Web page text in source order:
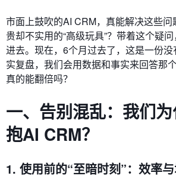
市面上鼓吹的AI CRM，真能解决这些
贵却不实用的“高级玩具”？带着这个疑
进去。现在，6个月过去了，这是一份
实复盘，我们会用数据和事实来回答那
真的能翻倍吗？
一、告别混乱：我们
抱AI CRM？
1. 使用前的“至暗时刻”：效率